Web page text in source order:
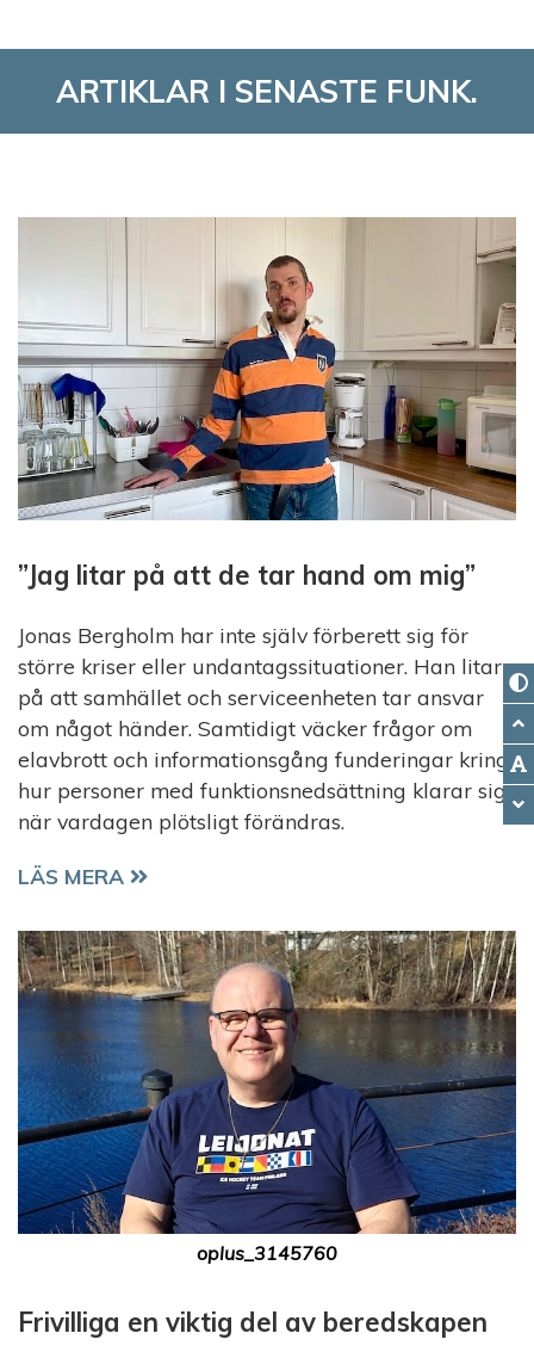
ARTIKLAR I SENASTE FUNK.
”Jag litar på att de tar hand om mig”
Jonas Bergholm har inte själv förberett sig för
större kriser eller undantagssituationer. Han litar
på att samhället och serviceenheten tar ansvar
om något händer. Samtidigt väcker frågor om
elavbrott och informationsgång funderingar kring
hur personer med funktionsnedsättning klarar sig
när vardagen plötsligt förändras.
”JAG LITAR PÅ ATT DE TAR HAND OM MIG”
LÄS MERA
oplus_3145760
Frivilliga en viktig del av beredskapen